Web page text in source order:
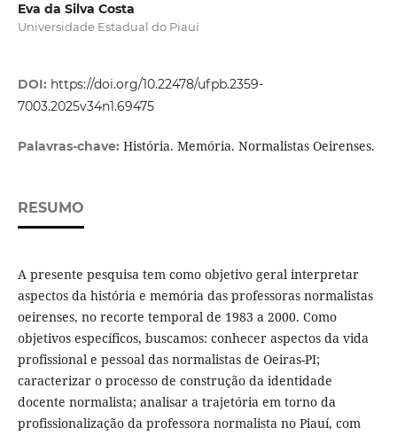
Eva da Silva Costa
Universidade Estadual do Piauí
DOI: https://doi.org/10.22478/ufpb.2359-
7003.2025v34n1.69475
Palavras-chave: História. Memória. Normalistas Oeirenses.
RESUMO
A presente pesquisa tem como objetivo geral interpretar
aspectos da história e memória das professoras normalistas
oeirenses, no recorte temporal de 1983 a 2000. Como
objetivos específicos, buscamos: conhecer aspectos da vida
profissional e pessoal das normalistas de Oeiras-PI;
caracterizar o processo de construção da identidade
docente normalista; analisar a trajetória em torno da
profissionalização da professora normalista no Piauí, com